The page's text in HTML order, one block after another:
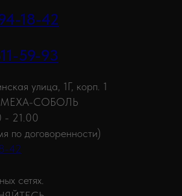
18-42
59-93
улица, 1Г, корп. 1
MEXA-СОБОЛЬ
- 21.00
по договоренности)
42
сетях.